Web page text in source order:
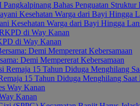
Bahas Penguatan Struktur
Kesehatan Warga dari Bayi Hingga
di Way Kanan
Demi Mempererat Kebersamaan
15 Tahun Diduga Menghilang Saat
Kanan